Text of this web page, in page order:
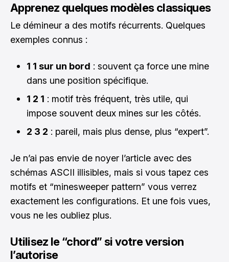
Apprenez quelques modèles classiques
Le démineur a des motifs récurrents. Quelques
exemples connus :
1 1 sur un bord : souvent ça force une mine
dans une position spécifique.
1 2 1 : motif très fréquent, très utile, qui
impose souvent deux mines sur les côtés.
2 3 2 : pareil, mais plus dense, plus “expert”.
Je n’ai pas envie de noyer l’article avec des
schémas ASCII illisibles, mais si vous tapez ces
motifs et “minesweeper pattern” vous verrez
exactement les configurations. Et une fois vues,
vous ne les oubliez plus.
Utilisez le “chord” si votre version
l’autorise